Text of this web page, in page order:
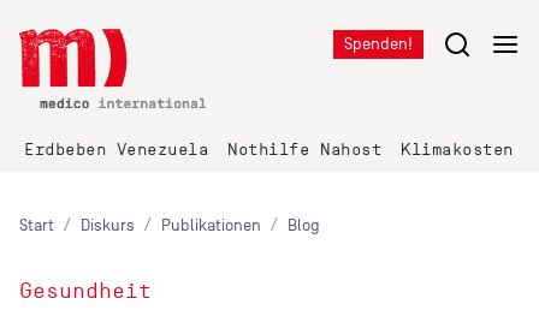
Spenden!
Erdbeben Venezuela Nothilfe Nahost Klimakosten
Start Diskurs Publikationen Blog
Gesundheit